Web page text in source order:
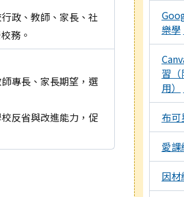
政、教師、家長、社
務。
專長、家長期望，選
反省與改進能力，促
樂學
習（
用）
布可
愛課
因材